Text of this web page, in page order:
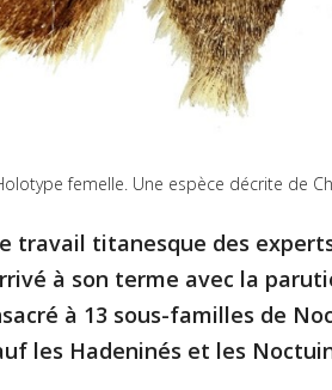
femelle. Une espèce décrite de
travail titanesque des
à son terme avec la
à 13 sous-familles de
les Hadeninés et les